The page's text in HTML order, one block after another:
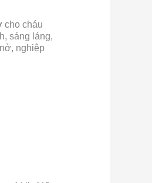
cho cháu
sáng láng,
nghiệp